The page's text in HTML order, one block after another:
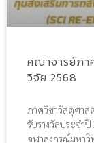
คณาจารย์ภา
วิจัย 2568
ภาควิชาวัสดุศาส
รับรางวัลประจำ
จุฬาลงกรณ์มหาวิ